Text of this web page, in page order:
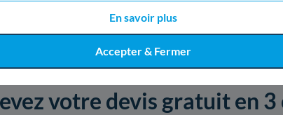
En savoir plus
Accepter & Fermer
votre devis gratuit en 3